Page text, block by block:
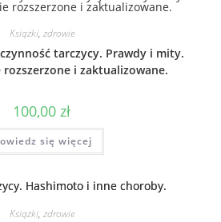
Książki, zdrowie
tarczycy. Prawdy i mity.
i zaktualizowane.
100,00 zł
się więcej
Książki, zdrowie